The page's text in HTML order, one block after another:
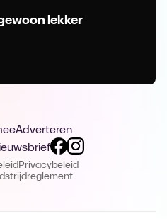
lekker
Adverteren
Privacybeleid